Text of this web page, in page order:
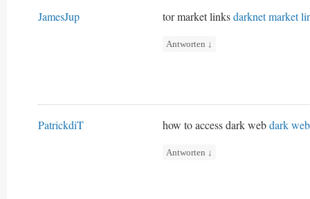
JamesJup tor market linksdarknet market
Antworten ↓
PatrickdiT how to access dark webdark
Antworten ↓